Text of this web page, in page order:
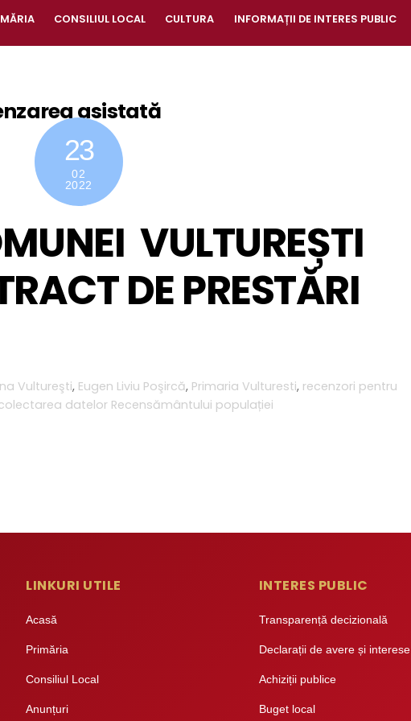
CONSILIUL LOCAL CULTURA INFORMAȚII DE INTERES PUBLIC
asistată
23
02
2022
VULTUREȘTI
DE PRESTĂRI
Vultureşti, Eugen Liviu Poşircă, Primaria Vulturesti, recenzori pentru
datelor Recensământului populației
LINKURI UTILE
Acasă
Primăria
Consiliul Local
Anunțuri
INTERES PUBLIC
Transparență decizională
Declarații de avere și interese
Achiziții publice
Buget local